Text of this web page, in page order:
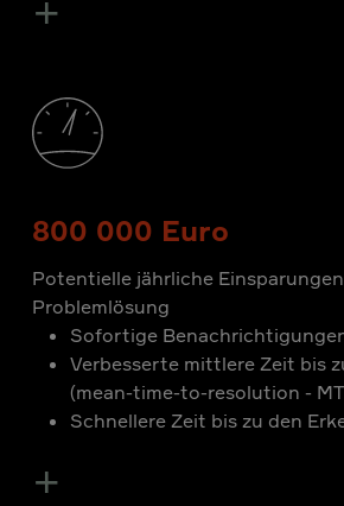
800 000 Euro
Potentielle jährliche
Problemlösung
Sofortige
Verbesserte mittlere Zeit bis
(mean-time-to-resolution -
Schnellere Zeit bis zu den
+